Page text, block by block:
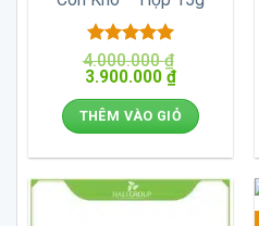
Được xếp
hạng 55
4.000.000₫
Giá
là:
4.000.000 ₫.
3.900.000₫Giá
tại
là:
3.900.000 ₫.
THÊM VÀO GIỎ